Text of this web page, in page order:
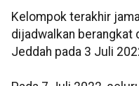
Kelompok terakhir
dijadwalkan berangkat
Jeddah pada 3 Juli